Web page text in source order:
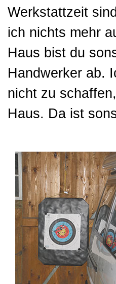
Werkstattzeit
ich nichts mehr
Haus bist du
Handwerker ab.
nicht zu
Haus. Da ist